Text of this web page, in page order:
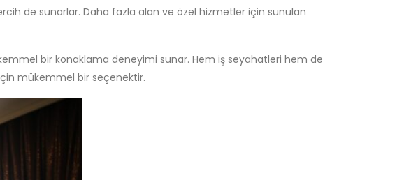
de sunarlar. Daha fazla alan ve özel hizmetler için sunulan
bir konaklama deneyimi sunar. Hem iş seyahatleri hem de
mükemmel bir seçenektir.